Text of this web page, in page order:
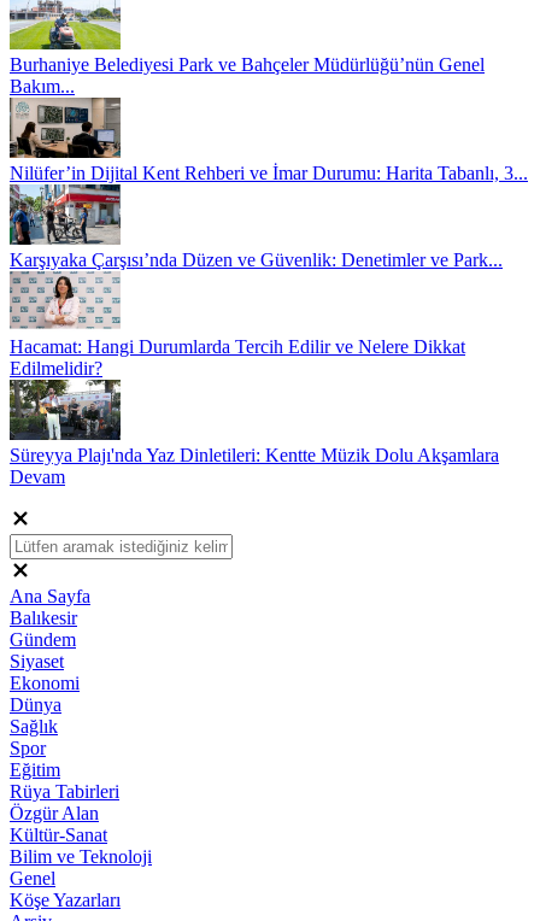
Burhaniye Belediyesi Park ve Bahçeler Müdürlüğü’nün Genel
Bakım...
Nilüfer’in Dijital Kent Rehberi ve İmar Durumu: Harita Tabanlı, 3...
Karşıyaka Çarşısı’nda Düzen ve Güvenlik: Denetimler ve Park...
Hacamat: Hangi Durumlarda Tercih Edilir ve Nelere Dikkat
Edilmelidir?
Süreyya Plajı'nda Yaz Dinletileri: Kentte Müzik Dolu Akşamlara
Devam
Ana Sayfa
Balıkesir
Gündem
Siyaset
Ekonomi
Dünya
Sağlık
Spor
Eğitim
Rüya Tabirleri
Özgür Alan
Kültür-Sanat
Bilim ve Teknoloji
Genel
Köşe Yazarları